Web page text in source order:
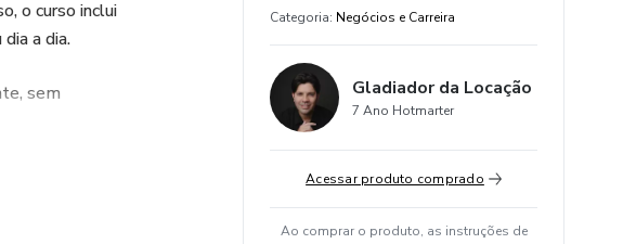
o curso inclui
a dia.
sem
Categoria: Negócios e Carreira
Gladiador da Locação
7 Ano Hotmarter
Acessar produto comprado
Ao comprar o produto, as instruções de